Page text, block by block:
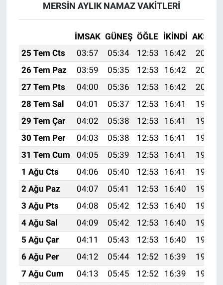
MERSİN AYLIK NAMAZ VAKITLERI
İMSAK GÜNEŞ ÖĞLE İKINDI AKŞAM
25 Tem Cts
03:57 05:34 12:53 16:42
20:02
26 Tem Paz
03:59 05:35 12:53 16:42
20:01
27 Tem Pts
04:00 05:36 12:53 16:42
20:00
28 Tem Sal
04:01 05:37 12:53 16:41
19:59
29 Tem Çar
04:02 05:38 12:53 16:41
19:59
30 Tem Per
04:03 05:38 12:53 16:41
19:58
31 Tem Cum
04:05 05:39 12:53 16:41
19:57
1 Ağu Cts
04:06 05:40 12:53 16:41
19:56
2 Ağu Paz
04:07 05:41 12:53 16:40
19:55
3 Ağu Pts
04:08 05:42 12:53 16:40
19:54
4 Ağu Sal
04:09 05:42 12:53 16:40
19:53
5 Ağu Çar
04:11 05:43 12:53 16:40
19:52
6 Ağu Per
04:12 05:44 12:52 16:39
19:51
7 Ağu Cum
04:13 05:45 12:52 16:39
19:50